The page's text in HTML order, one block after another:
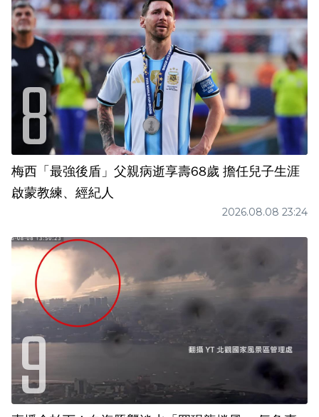
梅西「最強後盾」父親病逝享壽68歲 擔任兒子生涯
啟蒙教練、經紀人
2026.08.08 23:24